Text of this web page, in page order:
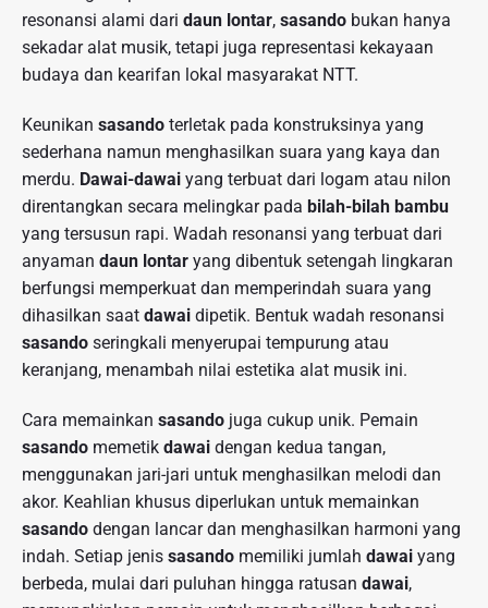
resonansi alami dari daun lontar, sasando bukan hanya
sekadar alat musik, tetapi juga representasi kekayaan
budaya dan kearifan lokal masyarakat NTT.
Keunikan sasando terletak pada konstruksinya yang
sederhana namun menghasilkan suara yang kaya dan
merdu. Dawai-dawai yang terbuat dari logam atau nilon
direntangkan secara melingkar pada bilah-bilah bambu
yang tersusun rapi. Wadah resonansi yang terbuat dari
anyaman daun lontar yang dibentuk setengah lingkaran
berfungsi memperkuat dan memperindah suara yang
dihasilkan saat dawai dipetik. Bentuk wadah resonansi
sasando seringkali menyerupai tempurung atau
keranjang, menambah nilai estetika alat musik ini.
Cara memainkan sasando juga cukup unik. Pemain
sasando memetik dawai dengan kedua tangan,
menggunakan jari-jari untuk menghasilkan melodi dan
akor. Keahlian khusus diperlukan untuk memainkan
sasando dengan lancar dan menghasilkan harmoni yang
indah. Setiap jenis sasando memiliki jumlah dawai yang
berbeda, mulai dari puluhan hingga ratusan dawai,